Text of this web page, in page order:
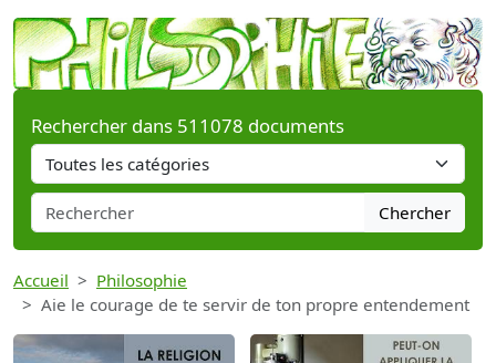
Rechercher dans 511078 documents
Chercher
Accueil
Philosophie
Aie le courage de te servir de ton propre entendement